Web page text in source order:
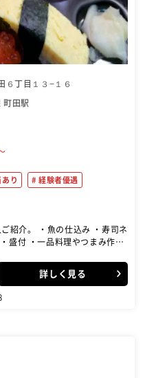
６丁目１３−１６
町田駅
り 経験者優遇
み ・寿司ネ
盛付 ・一品料理やつまみ作り
詳しく見る